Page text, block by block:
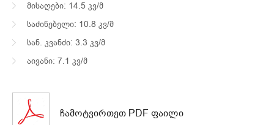
მისაღები: 14.5 კვ/მ
საძინებელი: 10.8 კვ/მ
სან. კვანძი: 3.3 კვ/მ
აივანი: 7.1 კვ/მ
ჩამოტვირთეთ PDF ფაილი